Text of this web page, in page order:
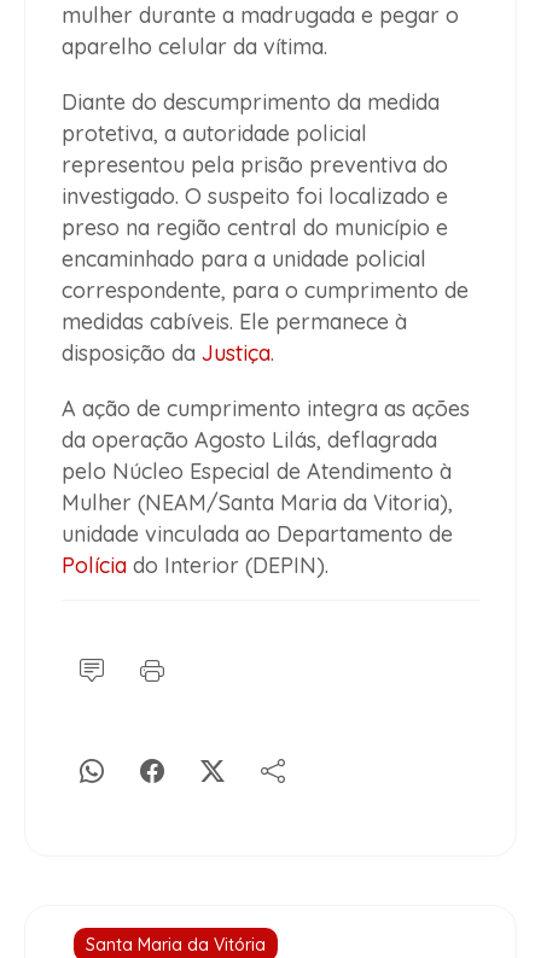
mulher durante a madrugada e pegar o
aparelho celular da vítima.
Diante do descumprimento da medida
protetiva, a autoridade policial
representou pela prisão preventiva do
investigado. O suspeito foi localizado e
preso na região central do município e
encaminhado para a unidade policial
correspondente, para o cumprimento de
medidas cabíveis. Ele permanece à
disposição da Justiça.
A ação de cumprimento integra as ações
da operação Agosto Lilás, deflagrada
pelo Núcleo Especial de Atendimento à
Mulher (NEAM/Santa Maria da Vitoria),
unidade vinculada ao Departamento de
Polícia do Interior (DEPIN).
Santa Maria da Vitória